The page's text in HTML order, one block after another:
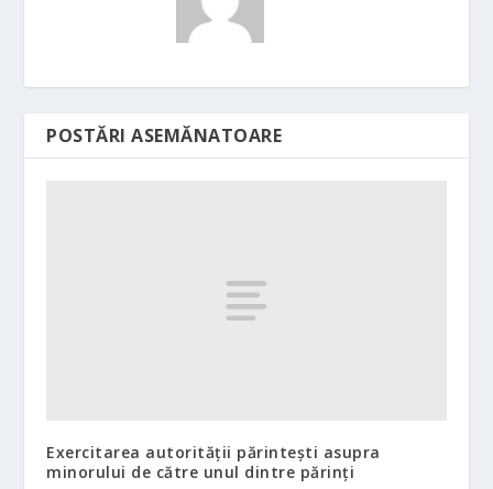
POSTĂRI ASEMĂNATOARE
Exercitarea autorității părintești asupra
minorului de către unul dintre părinți